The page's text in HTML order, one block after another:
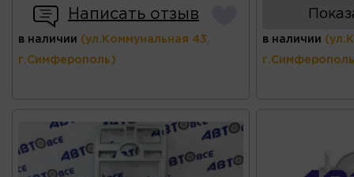
Написать отзыв
в наличии (ул.Коммунальная 43,
г.Симферополь)
в наличии